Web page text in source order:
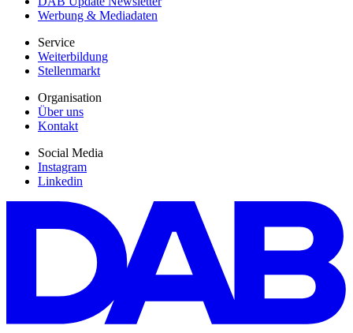
Werbung & Mediadaten
Service
Weiterbildung
Stellenmarkt
Organisation
Über uns
Kontakt
Social Media
Instagram
Linkedin